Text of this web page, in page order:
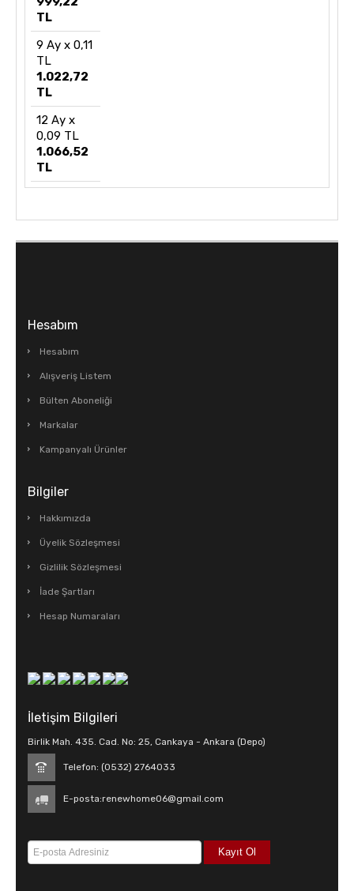
TL
9 Ay x 0,11
TL
1.022,72
TL
12 Ay x
0,09 TL
1.066,52
TL
Hesabım
Hesabım
Alışveriş Listem
Bülten Aboneliği
Markalar
Kampanyalı Ürünler
Bilgiler
Hakkımızda
Üyelik Sözleşmesi
Gizlilik Sözleşmesi
İade Şartları
Hesap Numaraları
İletişim Bilgileri
Birlik Mah. 435. Cad. No: 25, Cankaya - Ankara (Depo)
Telefon: (0532) 2764033
E-posta:renewhome06@gmail.com